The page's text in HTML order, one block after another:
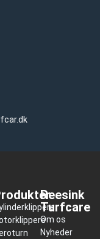
Reesink
Turfcare
Om os
Nyheder